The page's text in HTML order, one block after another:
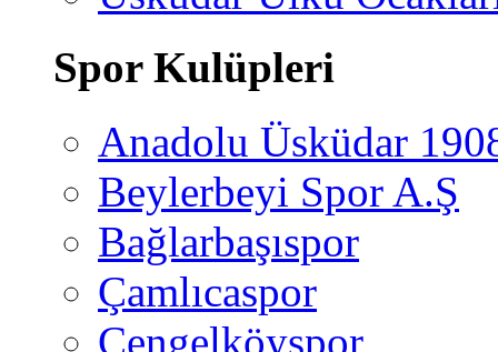
Spor Kulüpleri
Anadolu Üsküdar
Beylerbeyi Spor A.Ş
Bağlarbaşıspor
Çamlıcaspor
Çengelköyspor